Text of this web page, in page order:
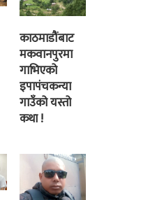
काठमाडौंबाट
मकवानपुरमा
गाभिएको
इपापंचकन्या
गाउँको यस्तो
कथा !